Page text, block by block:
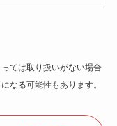
ては取り扱いがない場合
なる可能性もあります。